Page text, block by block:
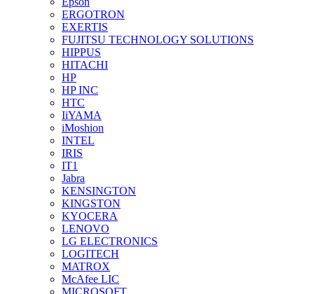
ERGOTRON
EXERTIS
FUJITSU TECHNOLOGY SOLUTIONS
HIPPUS
HITACHI
HP
HP INC
HTC
IiYAMA
iMoshion
INTEL
IRIS
IT1
Jabra
KENSINGTON
KINGSTON
KYOCERA
LENOVO
LG ELECTRONICS
LOGITECH
MATROX
McAfee LIC
MICROSOFT